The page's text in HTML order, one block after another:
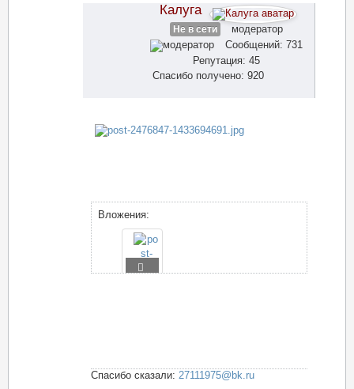
Калуга
Не в сети
модератор
Сообщений: 731
Репутация: 45
Спасибо получено: 920
Вложения:
Спасибо сказали: 27111975@bk.ru